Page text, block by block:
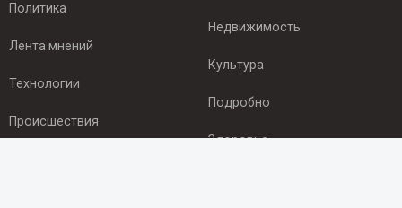
Политика
Лента мнений
Технологии
Происшествия
Недвижимость
Культура
Подробно
Здоровье